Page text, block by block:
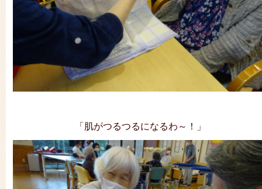
「肌がつるつるになるわ～！」